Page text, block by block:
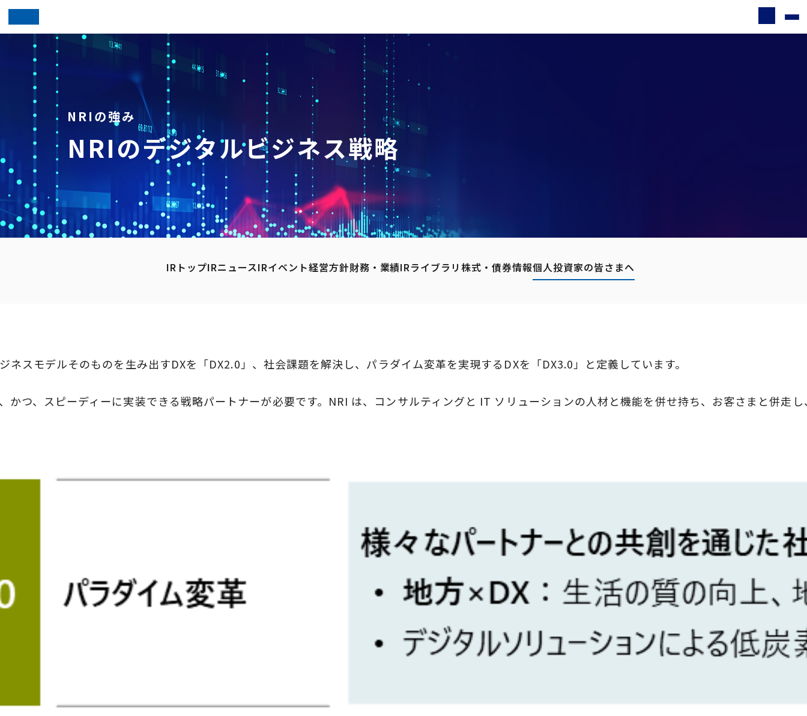
NRIの強み
NRIのデジタルビジネス戦略
IRトップIRニュースIRイベント経営方針財務・業績IRライブラリ株式・債券情報個人投資家の皆さまへ
モデルそのものを生み出すDXを「DX2.0」、社会課題を解決し、パラダイム変革を実現するDXを「DX3.0」と定義しています。
つ、スピーディーに実装できる戦略パートナーが必要です。NRI は、コンサルティングと IT ソリューションの人材と機能を併せ持ち、お客さまと併